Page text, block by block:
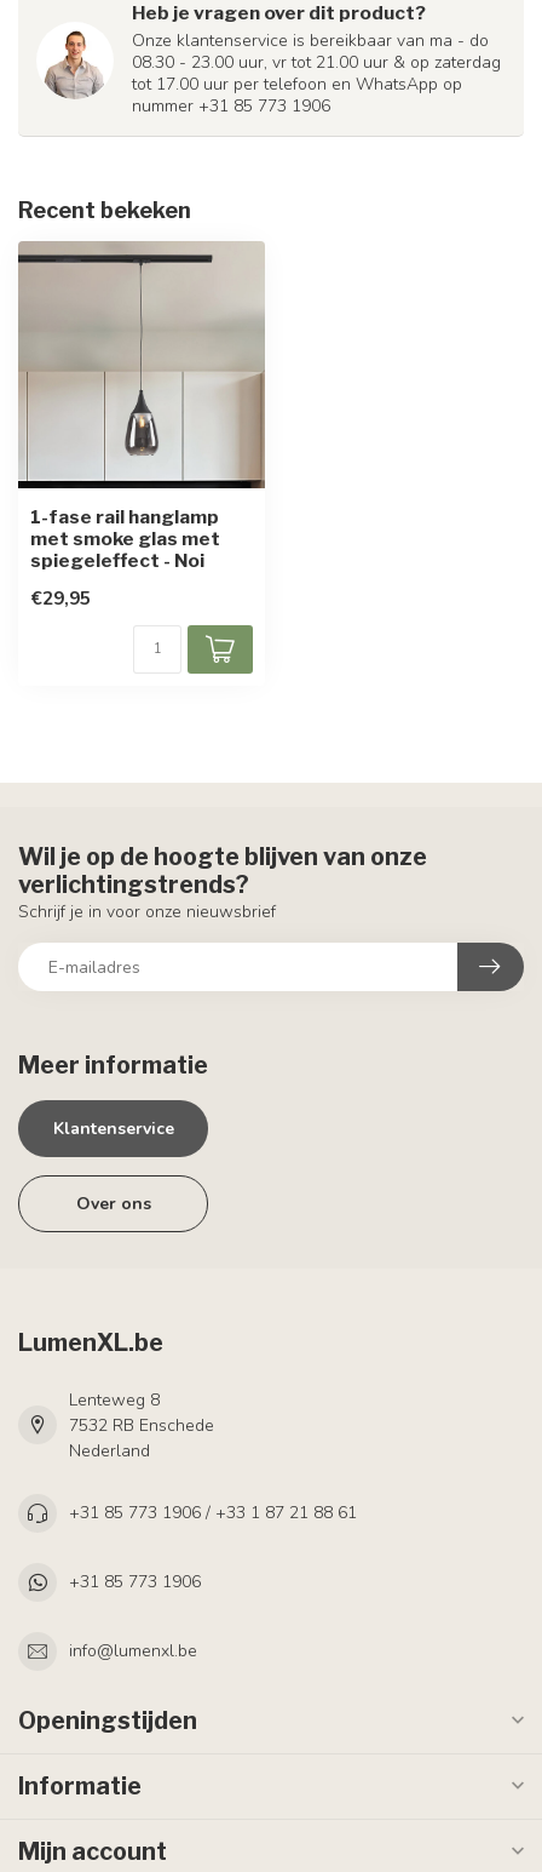
Heb je vragen over dit product?
Onze klantenservice is bereikbaar van ma - do
08.30 - 23.00 uur, vr tot 21.00 uur & op zaterdag
tot 17.00 uur per telefoon en WhatsApp op
nummer +31 85 773 1906
Recent bekeken
1-fase rail hanglamp
met smoke glas met
spiegeleffect - Noi
€29,95
Meer informatie
Klantenservice
Over ons
Wil je op de hoogte blijven van onze
verlichtingstrends?
Schrijf je in voor onze nieuwsbrief
LumenXL.be
Lenteweg 8
7532 RB Enschede
Nederland
+31 85 773 1906 / +33 1 87 21 88 61
+31 85 773 1906
info@lumenxl.be
Openingstijden
Informatie
Mijn account